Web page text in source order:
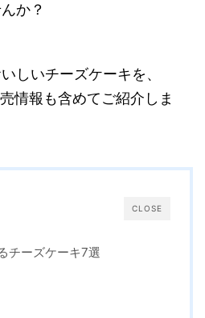
か？
しいチーズケーキを、
情報も含めてご紹介しま
CLOSE
チーズケーキ7選